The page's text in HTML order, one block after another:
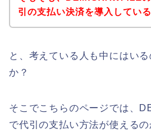
引の支払い決済を導入してい
と、考えている人も中にはい
か？
そこでこちらのページでは、
で代引の支払い方法が使える